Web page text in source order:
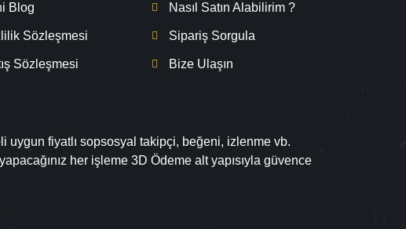
Blog
Sözleşmesi
Sözleşmesi
Nasıl Satın Alabilirim ?
Sipariş Sorgula
Bize Ulaşın
uygun fiyatlı sopsosyal takipçi, beğeni, izlenme vb.
her işleme 3D Ödeme alt yapısıyla güvence